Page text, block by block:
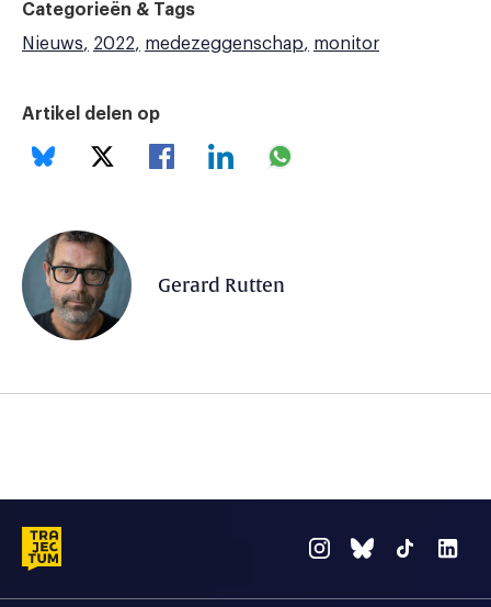
Categorieën & Tags
Nieuws
2022 medezeggenschap monitor
Artikel delen op
Gerard Rutten